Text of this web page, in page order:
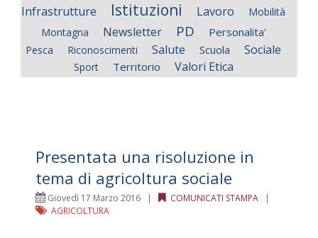
Infrastrutture Istituzioni Lavoro
Mobilità
Montagna
Newsletter PD Personalita'
Pesca Riconoscimenti Salute Scuola Sociale
Sport Territorio Valori Etica
Presentata una risoluzione in
tema di agricoltura sociale
Giovedì 17 Marzo 2016 | COMUNICATI STAMPA
|
AGRICOLTURA